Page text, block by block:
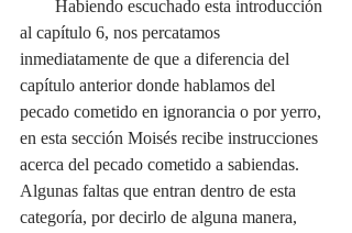
al capítulo 6, nos percatamos
inmediatamente de que a diferencia del
capítulo anterior donde hablamos del
pecado cometido en ignorancia o por yerro,
en esta sección Moisés recibe instrucciones
acerca del pecado cometido a sabiendas.
Algunas faltas que entran dentro de esta
categoría, por decirlo de alguna manera,